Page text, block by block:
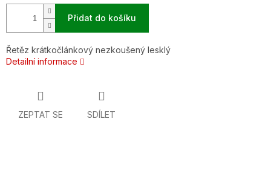
Přidat do košíku
Řetěz krátkočlánkový nezkoušený lesklý
Detailní informace
ZEPTAT SE SDÍLET